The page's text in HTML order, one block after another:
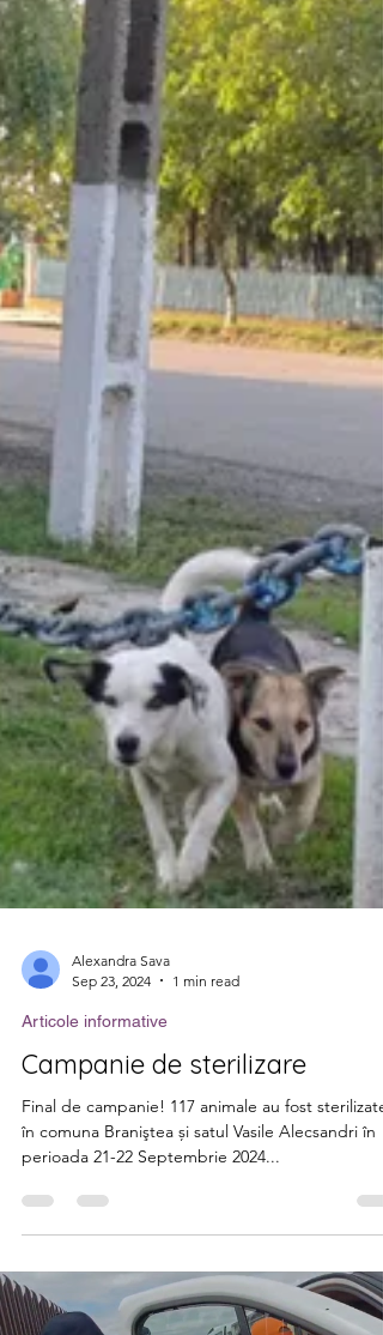
Sep 23, 2024
Articole informative
Campanie de sterilizare
Final de campanie! 117 animale au fost sterilizate
perioada 21-22 Septembrie 2024...